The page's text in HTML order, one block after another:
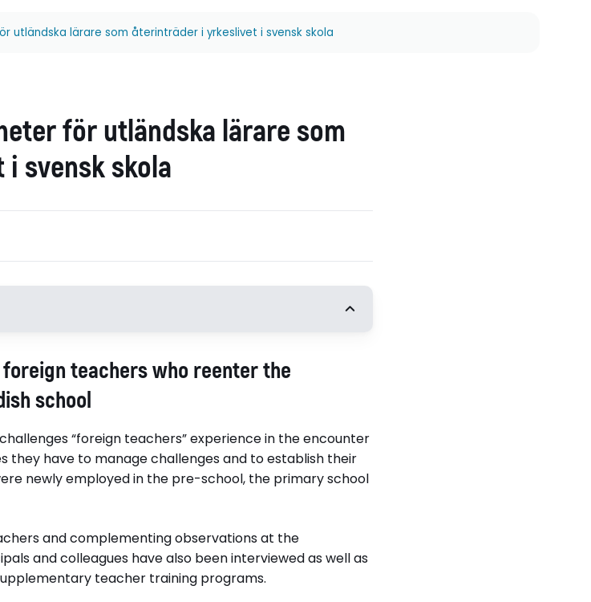
utländska lärare som återinträder i yrkeslivet i svensk skola
för utländska lärare som
svensk skola
samt Gunlög
Lars Anders Kulbrandstad,
30
Titel (se)
Utmaningar och möjligheter
för utländska lärare som
för för språkdidaktik
teachers who reenter the
school
“foreign teachers” experience in the encounter
they have to manage challenges and to establish their
newly employed in the pre-school, the primary school
and complementing observations at the
and colleagues have also been interviewed as well as
teacher training programs.